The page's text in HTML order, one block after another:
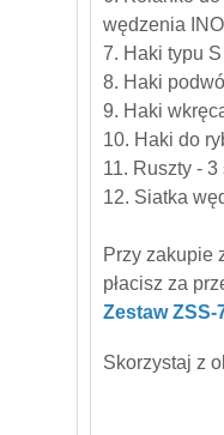
wędzenia
7. Haki typu
8. Haki
9. Haki
10. Haki do
11. Ruszty - 3
12. Siatka
Przy zakupie
płacisz za
Zestaw ZSS-
Skorzystaj z